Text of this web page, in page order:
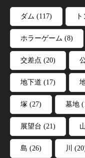
ダム (117)
ホラーゲーム (8)
交差点 (20)
地下道 (17)
塚 (27) 墓地
展望台 (21)
島 (26) 川